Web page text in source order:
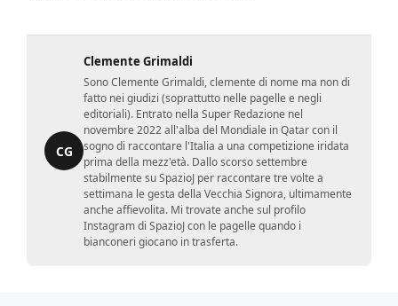
CG
Clemente Grimaldi
Sono Clemente Grimaldi, clemente di nome ma non di
fatto nei giudizi (soprattutto nelle pagelle e negli
editoriali). Entrato nella Super Redazione nel
novembre 2022 all'alba del Mondiale in Qatar con il
sogno di raccontare l'Italia a una competizione iridata
prima della mezz'età. Dallo scorso settembre
stabilmente su SpazioJ per raccontare tre volte a
settimana le gesta della Vecchia Signora, ultimamente
anche affievolita. Mi trovate anche sul profilo
Instagram di SpazioJ con le pagelle quando i
bianconeri giocano in trasferta.